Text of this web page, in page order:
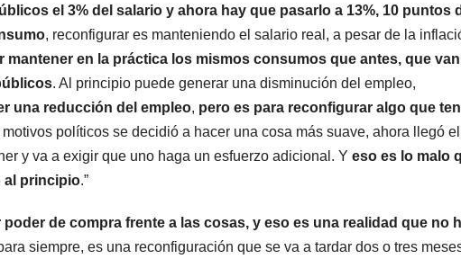
el 3% del salario y ahora hay que pasarlo a 13%, 10 puntos
, reconfigurar es manteniendo el salario real, a pesar de la
mantener en la práctica los mismos consumos que antes, que
. Al principio puede generar una disminución del empleo,
una reducción del empleo, pero es para reconfigurar algo que
motivos políticos se decidió a hacer una cosa más suave, ahora llegó el
y va a exigir que uno haga un esfuerzo adicional. Y eso es lo malo
al principio.”
de compra frente a las cosas, y eso es una realidad que no
siempre, es una reconfiguración que se va a tardar dos o tres